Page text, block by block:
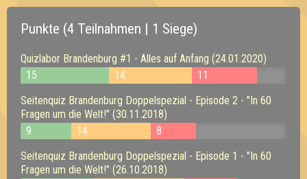
Punkte (4 Teilnahmen | 1 Siege)
Quizlabor Brandenburg #1 - Alles auf Anfang (24.01.2020)
15
14
11
Seitenquiz Brandenburg Doppelspezial - Episode 2 - "In 60
Fragen um die Welt!" (30.11.2018)
9
14
8
Seitenquiz Brandenburg Doppelspezial - Episode 1 - "In 60
Fragen um die Welt!" (26.10.2018)